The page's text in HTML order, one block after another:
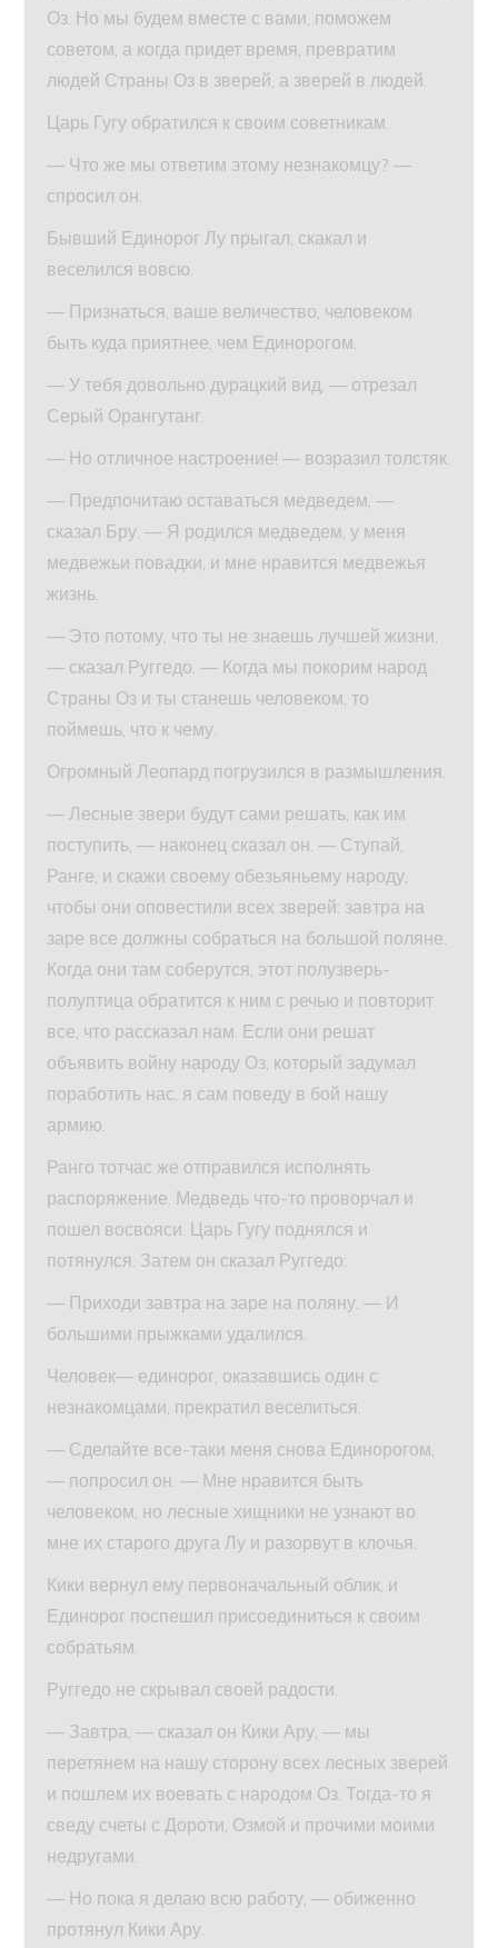
Оз. Но мы будем вместе с вами, поможем
советом, а когда придет время, превратим
людей Страны Оз в зверей, а зверей в людей.
Царь Гугу обратился к своим советникам.
— Что же мы ответим этому незнакомцу? —
спросил он.
Бывший Единорог Лу прыгал, скакал и
веселился вовсю.
— Признаться, ваше величество, человеком
быть куда приятнее, чем Единорогом.
— У тебя довольно дурацкий вид, — отрезал
Серый Орангутанг.
— Но отличное настроение! — возразил толстяк.
— Предпочитаю оставаться медведем, —
сказал Бру. — Я родился медведем, у меня
медвежьи повадки, и мне нравится медвежья
жизнь.
— Это потому, что ты не знаешь лучшей жизни,
— сказал Руггедо. — Когда мы покорим народ
Страны Оз и ты станешь человеком, то
поймешь, что к чему.
Огромный Леопард погрузился в размышления.
— Лесные звери будут сами решать, как им
поступить, — наконец сказал он. — Ступай,
Ранге, и скажи своему обезьяньему народу,
чтобы они оповестили всех зверей: завтра на
заре все должны собраться на большой поляне.
Когда они там соберутся, этот полузверь-
полуптица обратится к ним с речью и повторит
все, что рассказал нам. Если они решат
объявить войну народу Оз, который задумал
поработить нас, я сам поведу в бой нашу
армию.
Ранго тотчас же отправился исполнять
распоряжение. Медведь что-то проворчал и
пошел восвояси. Царь Гугу поднялся и
потянулся. Затем он сказал Руггедо:
— Приходи завтра на заре на поляну. — И
большими прыжками удалился.
Человек— единорог, оказавшись один с
незнакомцами, прекратил веселиться.
— Сделайте все-таки меня снова Единорогом,
— попросил он. — Мне нравится быть
человеком, но лесные хищники не узнают во
мне их старого друга Лу и разорвут в клочья.
Кики вернул ему первоначальный облик, и
Единорог поспешил присоединиться к своим
собратьям.
Руггедо не скрывал своей радости.
— Завтра, — сказал он Кики Ару, — мы
перетянем на нашу сторону всех лесных зверей
и пошлем их воевать с народом Оз. Тогда-то я
сведу счеты с Дороти, Озмой и прочими моими
недругами.
— Но пока я делаю всю работу, — обиженно
протянул Кики Ару.